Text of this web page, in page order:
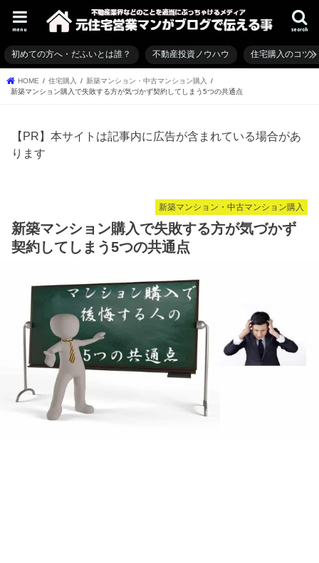
search
menu
初めての方へ・だふいとは誰？ 不動産投資ノウハウ 住宅購入のコツ
HOME 住宅購入
新築マンション・中古マンション購入
新築マンション購入で失敗する方が気づかず契約してしまう5つの共通点
【PR】本サイトは記事内に広告が含まれている場合があ
ります
新築マンション・中古マンション購入
新築マンション購入で失敗する方が気づかず
契約してしまう5つの共通点